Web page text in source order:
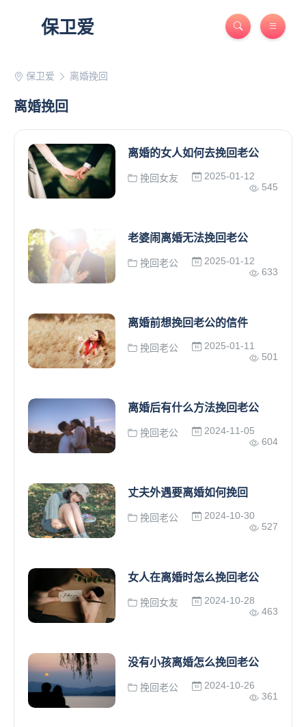
保卫爱
保卫爱 离婚挽回
离婚挽回
离婚的女人如何去挽回老公
挽回女友
2025-01-12
545
老婆闹离婚无法挽回老公
挽回老公
2025-01-12
633
离婚前想挽回老公的信件
挽回老公
2025-01-11
501
离婚后有什么方法挽回老公
挽回老公
2024-11-05
604
丈夫外遇要离婚如何挽回
挽回老公
2024-10-30
527
女人在离婚时怎么挽回老公
挽回女友
2024-10-28
463
没有小孩离婚怎么挽回老公
挽回老公
2024-10-26
361